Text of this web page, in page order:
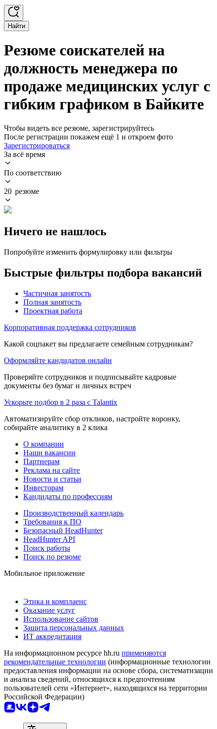
Найти
Резюме соискателей на
должность менеджера по
продаже медицинских услуг с
гибким графиком в Байките
Чтобы видеть все резюме, зарегистрируйтесь
После регистрации покажем ещё 1 и откроем фото
Зарегистрироваться
За всё время
По соответствию
20 резюме
Ничего не нашлось
Попробуйте изменить формулировку или фильтры
Быстрые фильтры подбора вакансий
Частичная занятость
Полная занятость
Проектная работа
Корпоративная поддержка сотрудников
Какой соцпакет вы предлагаете семейным сотрудникам?
Оформляйте кандидатов онлайн
Проверяйте сотрудников и подписывайте кадровые
документы без бумаг и личных встреч
Ускорьте подбор в 2 раза с Talantix
Автоматизируйте сбор откликов, настройте воронку,
собирайте аналитику в 2 клика
О компании
Наши вакансии
Партнерам
Реклама на сайте
Новости и статьи
Инвесторам
Кандидаты по профессиям
Производственный календарь
Требования к ПО
Безопасный HeadHunter
HeadHunter API
Поиск работы
Поиск по резюме
Мобильное приложение
Этика и комплаенс
Оказание услуг
Использование сайтов
Защита персональных данных
ИТ аккредитация
На информационном ресурсе hh.ru применяются
рекомендательные технологии (информационные технологии
предоставления информации на основе сбора, систематизации
и анализа сведений, относящихся к предпочтениям
пользователей сети «Интернет», находящихся на территории
Российской Федерации)